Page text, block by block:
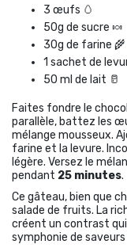
3 œufs 🥚
50g de sucre 🍬
30g de farine 🌾
1 sachet de
50 ml de lait 🥛
Faites fondre le
parallèle, battez les
mélange mousseux.
farine et la levure.
légère. Versez le
pendant 25 minutes.
Ce gâteau, bien que
salade de fruits. La
créent un contrast
symphonie de